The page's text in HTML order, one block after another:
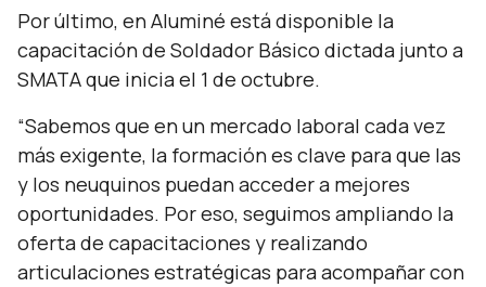
Por último, en Aluminé está disponible la
capacitación de Soldador Básico dictada junto a
SMATA que inicia el 1 de octubre.
“Sabemos que en un mercado laboral cada vez
más exigente, la formación es clave para que las
y los neuquinos puedan acceder a mejores
oportunidades. Por eso, seguimos ampliando la
oferta de capacitaciones y realizando
articulaciones estratégicas para acompañar con